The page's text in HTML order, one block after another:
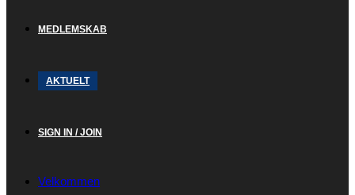
MEDLEMSKAB
AKTUELT
SIGN IN / JOIN
Velkommen